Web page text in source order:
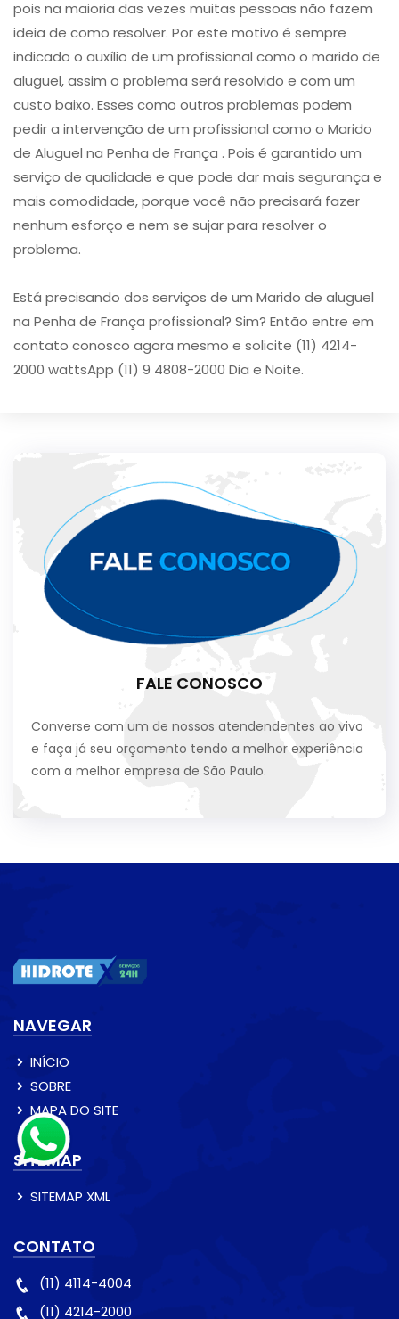
pois na maioria das vezes muitas pessoas não fazem
ideia de como resolver. Por este motivo é sempre
indicado o auxílio de um profissional como o marido de
aluguel, assim o problema será resolvido e com um
custo baixo. Esses como outros problemas podem
pedir a intervenção de um profissional como o Marido
de Aluguel na Penha de França . Pois é garantido um
serviço de qualidade e que pode dar mais segurança e
mais comodidade, porque você não precisará fazer
nenhum esforço e nem se sujar para resolver o
problema.
Está precisando dos serviços de um Marido de aluguel
na Penha de França profissional? Sim? Então entre em
contato conosco agora mesmo e solicite (11) 4214-
2000 wattsApp (11) 9 4808-2000 Dia e Noite.
FALE CONOSCO
Converse com um de nossos atendendentes ao vivo
e faça já seu orçamento tendo a melhor experiência
com a melhor empresa de São Paulo.
NAVEGAR
INÍCIO
SOBRE
MAPA DO SITE
SITEMAP
SITEMAP XML
CONTATO
(11) 4114-4004
(11) 4214-2000